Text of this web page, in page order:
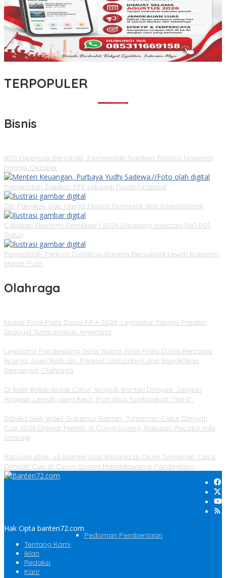
TERPOPULER
Bisnis
B50 Diperluas Bertahap, Pemerintah Siapkan Transisi Nasional
hingga Oktober
Pemerintah Siapkan PFII sebagai Pusat Finansial
DSI Pangkas Gap Harga Ekspor Domestik dan Internasional
Capaian Ekonomi Semester I 2026 Ditopang Investasi Rp1.001
Triliun
Pemerintah Perkuat Distribusi Barang Bersubsidi Lewat Koperasi
Merah Putih
Olahraga
Nobar Final Piala Dunia FIFA 2026, Legislator Yangto Prediksi
Spanyol Tumbangkan Argentina
Legislator Pandeglang Gelar Nobar Final Piala Dunia Bersama
Warga, Asep Rafiudin: Pererat Silaturahmi dan Bangkitkan
Semangat Olahraga
Di Balik Bidak-bidak Catur, Wagub Banten Dimyati: Jangan
Anggap Lemah yang Kecil, Pion Bisa Tumbagkan “Raja”
Dibuka oleh Wakil Gubernur Banten, Turnamen Catur Dimyati
Cup 2026 Digelar Meriah di Curug Goong, Ratusan Pecatur Adu
Strategi
Ratusan Atlet se Banten Siap Berlaga di Open Turnamen Catur
Dimyati Cup di Curug Goong Mandalawangi Pandeglang
Hak Cipta banten72.com
Pedoman Pemberitaan
Tentang Kami
Iklan
Redaksi
Karir